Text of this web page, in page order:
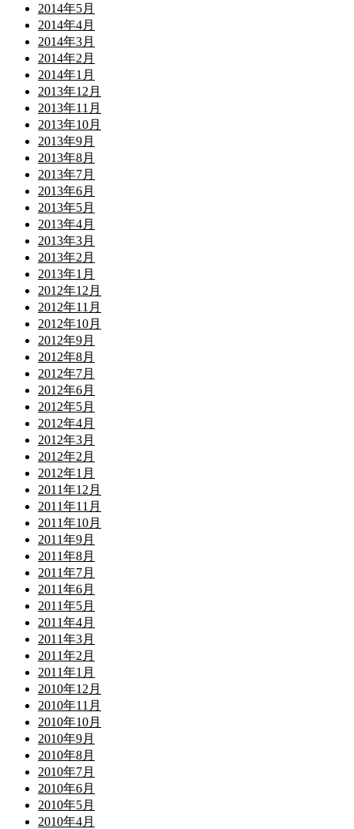
2014年5月
2014年4月
2014年3月
2014年2月
2014年1月
2013年12月
2013年11月
2013年10月
2013年9月
2013年8月
2013年7月
2013年6月
2013年5月
2013年4月
2013年3月
2013年2月
2013年1月
2012年12月
2012年11月
2012年10月
2012年9月
2012年8月
2012年7月
2012年6月
2012年5月
2012年4月
2012年3月
2012年2月
2012年1月
2011年12月
2011年11月
2011年10月
2011年9月
2011年8月
2011年7月
2011年6月
2011年5月
2011年4月
2011年3月
2011年2月
2011年1月
2010年12月
2010年11月
2010年10月
2010年9月
2010年8月
2010年7月
2010年6月
2010年5月
2010年4月